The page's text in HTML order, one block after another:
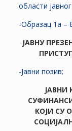
области
-Образац 1а –
ЈАВНУ
-Јавни позив;
КОЈИ СУ